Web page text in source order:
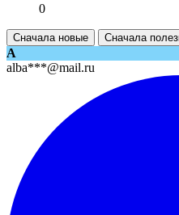
0
Сначала новые Сначала
A
alba***@mail.ru